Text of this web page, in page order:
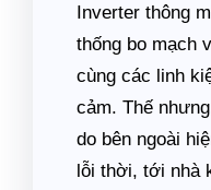
Inverter thông
thống bo mạch
cùng các linh
cảm. Thế
do bên ngoài
lỗi thời, tới nhà